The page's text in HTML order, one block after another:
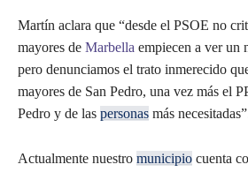
Martín aclara que “desde el PSOE no
mayores de Marbella empiecen a ver un
pero denunciamos el trato inmerecido
mayores de San Pedro, una vez más el
Pedro y de las personas más
Actualmente nuestro municipio cuenta